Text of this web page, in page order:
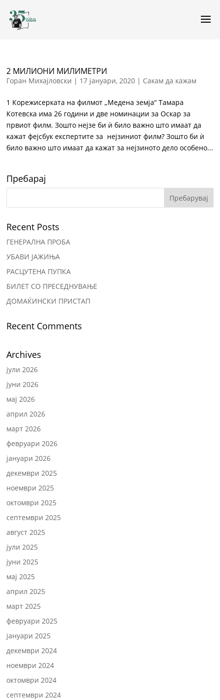
2 МИЛИОНИ МИЛИМЕТРИ
Горан Михајловски | 17 јануари, 2020 | Сакам да кажам
1 Корежисерката на филмот „Медена земја“ Тамара
Котевска има 26 години и две номинации за Оскар за
првиот филм. Зошто нејзе би ѝ било важно што имаат да
кажат фејсбук експертите за нејзиниот филм? Зошто би ѝ
било важно што имаат да кажат за нејзиното дело особено...
Пребарај
Recent Posts
ГЕНЕРАЛНА ПРОБА
УБАВИ ЈАЖИЊА
РАСЦУТЕНА ПУПКА
БИЛЕТ СО ПРЕСЕДНУВАЊЕ
ДОМАЌИНСКИ ПРИСТАП
Recent Comments
Archives
јули 2026
јуни 2026
мај 2026
април 2026
март 2026
февруари 2026
јануари 2026
декември 2025
ноември 2025
октомври 2025
септември 2025
август 2025
јули 2025
јуни 2025
мај 2025
април 2025
март 2025
февруари 2025
јануари 2025
декември 2024
ноември 2024
октомври 2024
септември 2024